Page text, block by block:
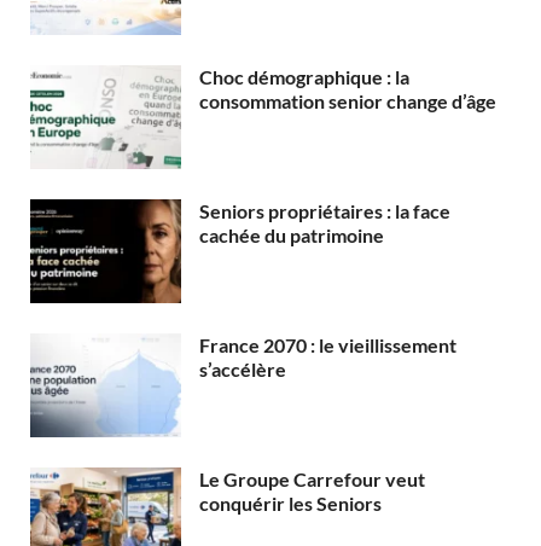
Choc démographique : la
consommation senior change d’âge
Seniors propriétaires : la face
cachée du patrimoine
France 2070 : le vieillissement
s’accélère
Le Groupe Carrefour veut
conquérir les Seniors